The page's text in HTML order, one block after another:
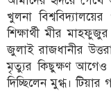
খুলনা
শিক্ষার্থী মীর
জুলাই রাজধানীর
মৃত্যুর কিছুক্ষণ আগেও
দিচ্ছিলেন মুগ্ধ।